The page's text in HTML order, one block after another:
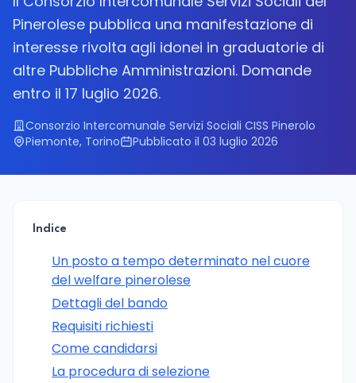
Pinerolese pubblica una manifestazione di
interesse rivolta agli idonei in graduatorie di
altre Pubbliche Amministrazioni. Domande
entro il 17 luglio 2026.
Consorzio Intercomunale Servizi Sociali CISS Pinerolo
Piemonte, Torino
Pubblicato il 03 luglio 2026
Indice
Un posto a tempo determinato nel cuore
del welfare pinerolese
Dettagli del bando
Requisiti richiesti
Come candidarsi
La procedura di selezione